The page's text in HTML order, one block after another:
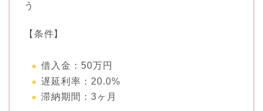
う
【条件】
借入金：50万円
遅延利率：20.0%
滞納期間：3ヶ月